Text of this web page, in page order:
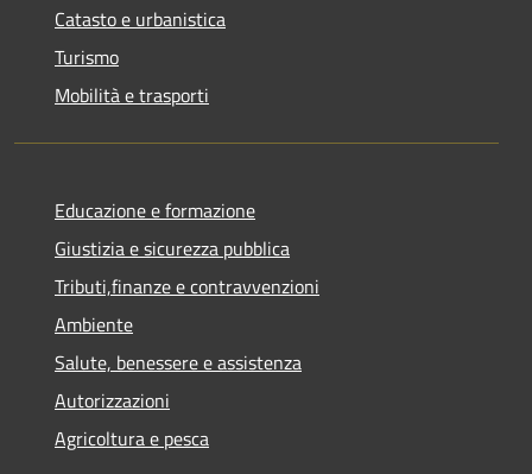
Catasto e urbanistica
Turismo
Mobilità e trasporti
Educazione e formazione
Giustizia e sicurezza pubblica
Tributi,finanze e contravvenzioni
Ambiente
Salute, benessere e assistenza
Autorizzazioni
Agricoltura e pesca